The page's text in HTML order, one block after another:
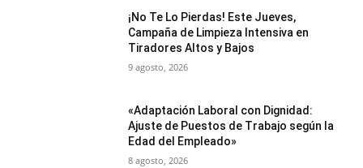
¡No Te Lo Pierdas! Este Jueves,
Campaña de Limpieza Intensiva en
Tiradores Altos y Bajos
9 agosto, 2026
«Adaptación Laboral con Dignidad:
Ajuste de Puestos de Trabajo según la
Edad del Empleado»
8 agosto, 2026